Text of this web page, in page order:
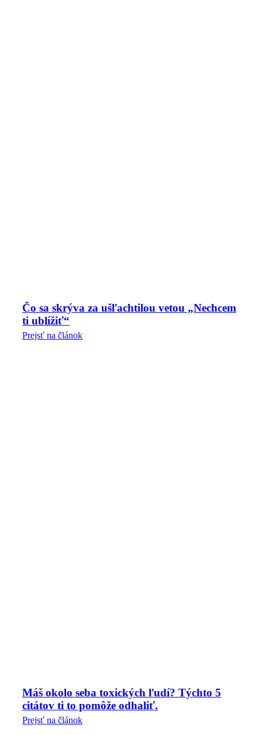
Čo sa skrýva za ušľachtilou vetou „Nechcem
ti ublížiť“
Prejsť na článok
Máš okolo seba toxických ľudí? Týchto 5
citátov ti to pomôže odhaliť.
Prejsť na článok